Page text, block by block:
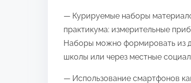
— Курируемые наборы
практикума: измерительные
Наборы можно формировать из
школы или через местные
— Использование смартфонов